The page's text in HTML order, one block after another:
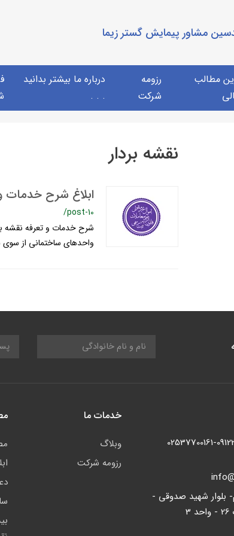
مشاور پیمایش گستر زیما
مطالب
رزومه
شرکت
درباره ما بیشتر بدانید
. . .
نقشه بردار
ابلاغ شرح خدمات و
/post-10
شرح خدمات و تعرفه نقشه
واحدهای ساختمانی از سوی سازمان
02537700161-
بلوار شهید صدوقی -
خدمات ما
وبلاگ
رزومه شرکت